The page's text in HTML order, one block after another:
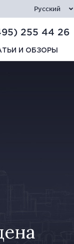
Русский
255 44 26
И ОБЗОРЫ